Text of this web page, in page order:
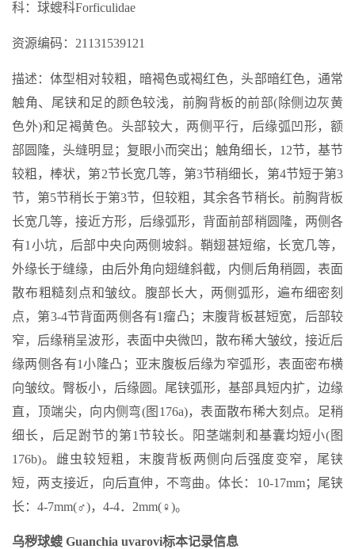
科：球螋科Forficulidae
资源编码：21131539121
描述：体型相对较粗，暗褐色或褐红色，头部暗红色，通常
触角、尾铗和足的颜色较浅，前胸背板的前部(除侧边灰黄
色外)和足褐黄色。头部较大，两侧平行，后缘弧凹形，额
部圆隆，头缝明显；复眼小而突出；触角细长，12节，基节
较粗，棒状，第2节长宽几等，第3节稍细长，第4节短于第3
节，第5节稍长于第3节，但较粗，其余各节稍长。前胸背板
长宽几等，接近方形，后缘弧形，背面前部稍圆隆，两侧各
有1小坑，后部中央向两侧坡斜。鞘翅甚短缩，长宽几等，
外缘长于缝缘，由后外角向翅缝斜截，内侧后角稍圆，表面
散布粗糙刻点和皱纹。腹部长大，两侧弧形，遍布细密刻
点，第3-4节背面两侧各有1瘤凸；末腹背板甚短宽，后部较
窄，后缘稍呈波形，表面中央微凹，散布稀大皱纹，接近后
缘两侧各有1小隆凸；亚末腹板后缘为窄弧形，表面密布横
向皱纹。臀板小，后缘圆。尾铗弧形，基部具短内扩，边缘
直，顶端尖，向内侧弯(图176a)，表面散布稀大刻点。足稍
细长，后足跗节的第1节较长。阳茎端刺和基囊均短小(图
176b)。雌虫较短粗，末腹背板两侧向后强度变窄，尾铗
短，两支接近，向后直伸，不弯曲。体长：10-17mm；尾铗
长：4-7mm(♂)，4-4．2mm(♀)。
乌秽球螋 Guanchia uvarovi标本记录信息